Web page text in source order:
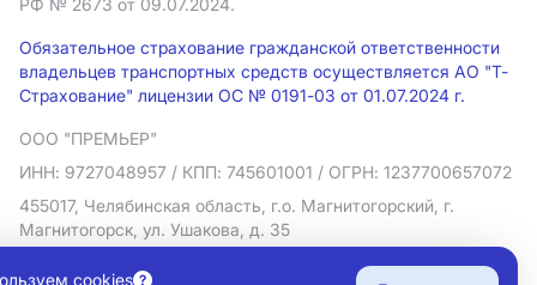
РФ № 2673 от 09.07.2024.
Обязательное страхование гражданской ответственности
владельцев транспортных средств осуществляется АО "Т-
Страхование" лицензии ОС № 0191-03 от 01.07.2024 г.
ООО "ПРЕМЬЕР"
ИНН: 9727048957 / КПП: 745601001 / ОГРН: 1237700657072
455017, Челябинская область, г.о. Магнитогорский, г.
Магнитогорск, ул. Ушакова, д. 35
Политика в отношении обработки персональных данных
cookies